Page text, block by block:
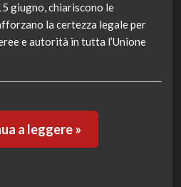
giugno, chiariscono le
la certezza legale per
e autorità in tutta l’Unione
a leggere »